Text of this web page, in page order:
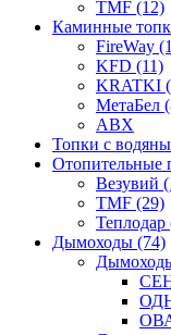
TMF (12)
Каминные
FireWay
KFD (11)
KRATKI
МетаБел
ABX
Топки с
Отопительные
Везувий
TMF (29)
Теплодар
Дымоходы (74)